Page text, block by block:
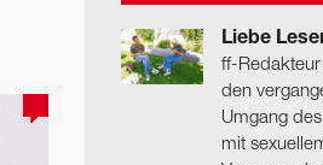
Liebe
ff-
den
Umgang
mit